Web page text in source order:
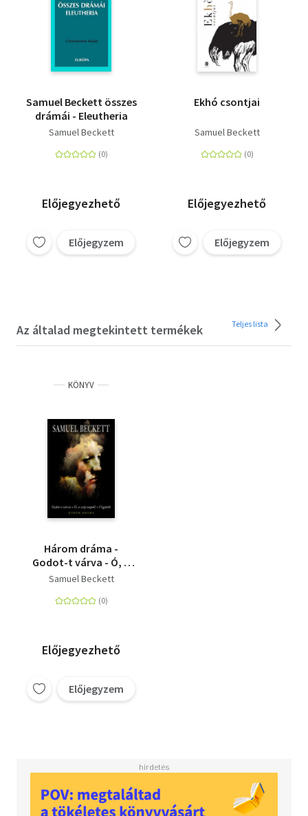
Samuel Beckett összes
drámái - Eleutheria
Samuel Beckett
Előjegyezhető
Előjegyzem
Ekhó csontjai
Samuel Beckett
Előjegyezhető
Előjegyzem
Az általad megtekintett termékek Teljes lista
KÖNYV
Három dráma -
Godot-t várva - Ó, a
szép napok! - Végjáték
Samuel Beckett
Előjegyezhető
Előjegyzem